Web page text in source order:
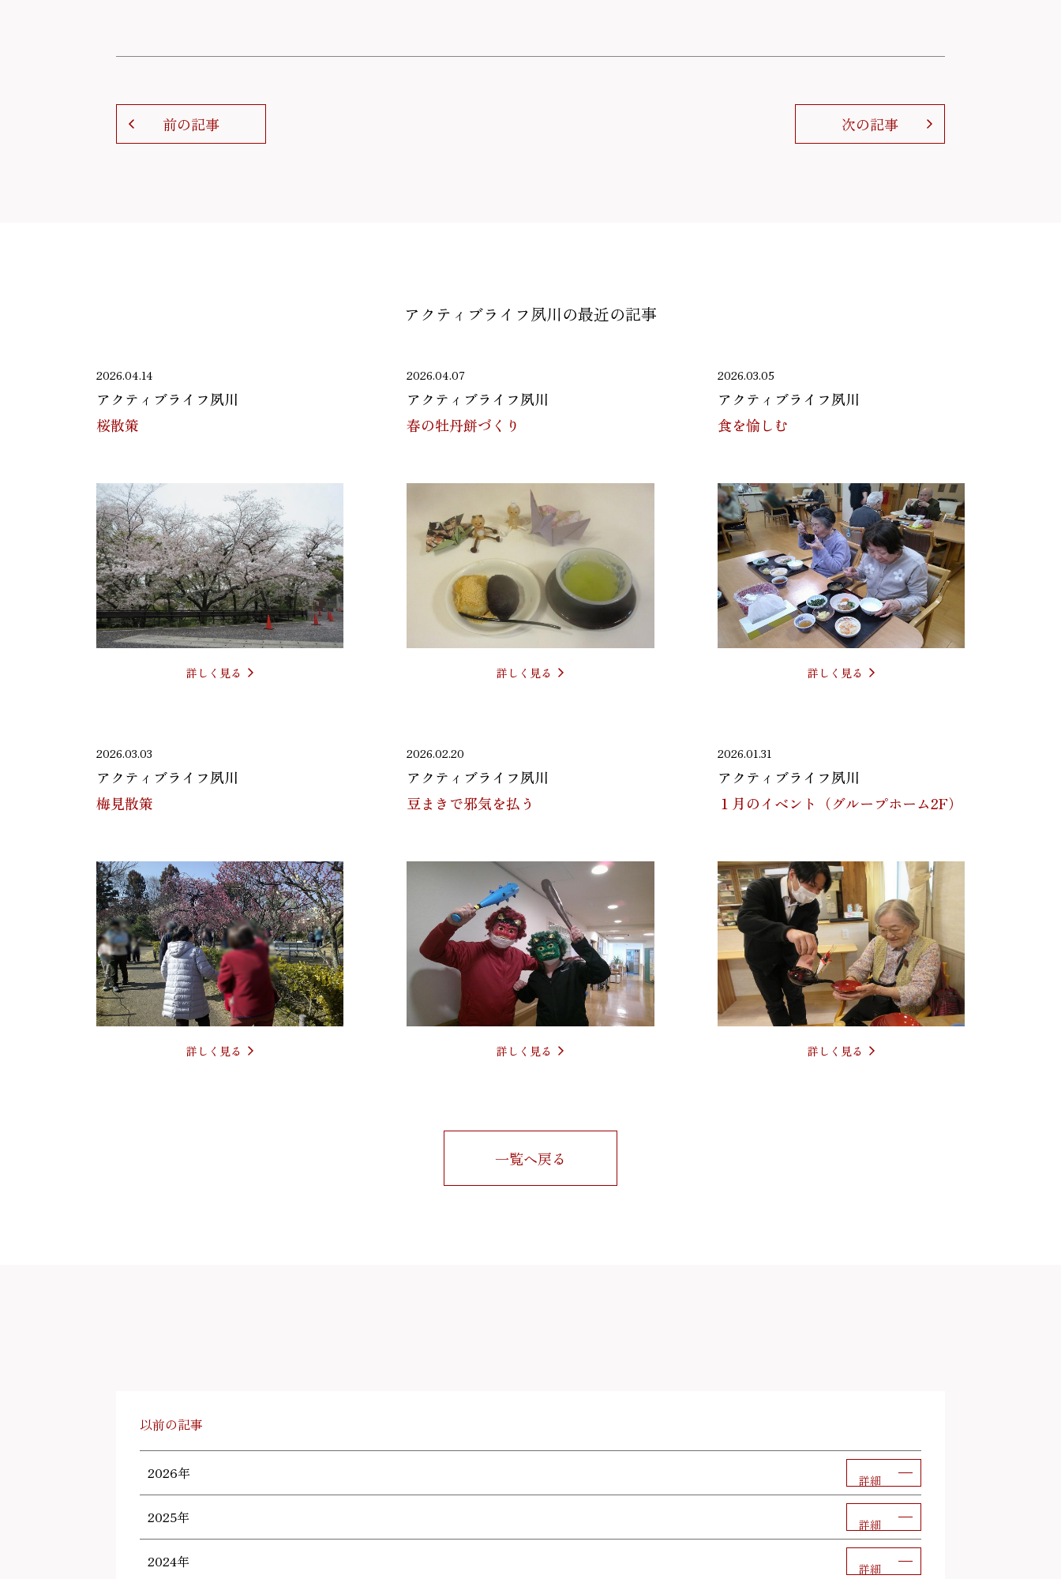
前の記事 次の記事
アクティブライフ夙川の最近の記事
2026.04.14
アクティブライフ夙川
桜散策
詳しく見る
2026.04.07
アクティブライフ夙川
春の牡丹餅づくり
詳しく見る
2026.03.05
アクティブライフ夙川
食を愉しむ
詳しく見る
2026.03.03
アクティブライフ夙川
梅見散策
詳しく見る
2026.02.20
アクティブライフ夙川
豆まきで邪気を払う
詳しく見る
2026.01.31
アクティブライフ夙川
１月のイベント（グループホーム2F）
詳しく見る
一覧へ戻る
以前の記事
2026年 詳細
2025年 詳細
2024年 詳細